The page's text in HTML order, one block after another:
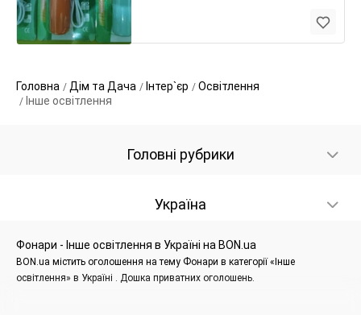
Головна Дім та Дача Інтер`єр
Освітлення
Інше освітлення
Головні рубрики
Україна
Фонари - Інше освітлення в Україні на BON.ua
BON.ua містить оголошення на тему Фонари в категорії «Інше
освітлення» в Україні . Дошка приватних оголошень.